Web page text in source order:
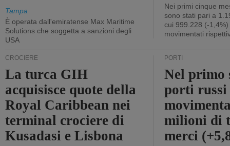
Tampa
È operata dall'emiratense Max Maritime
Solutions che soggetta a sanzioni degli
USA
Nei primi cinque
sono stati pari a
cui 999.228 (-
movimentati
CROCIERE
La turca GIH
acquisisce quote della
Royal Caribbean nei
terminal crociere di
Kusadasi e Lisbona
PORTI
Nel primo
porti russi
milioni di
merci